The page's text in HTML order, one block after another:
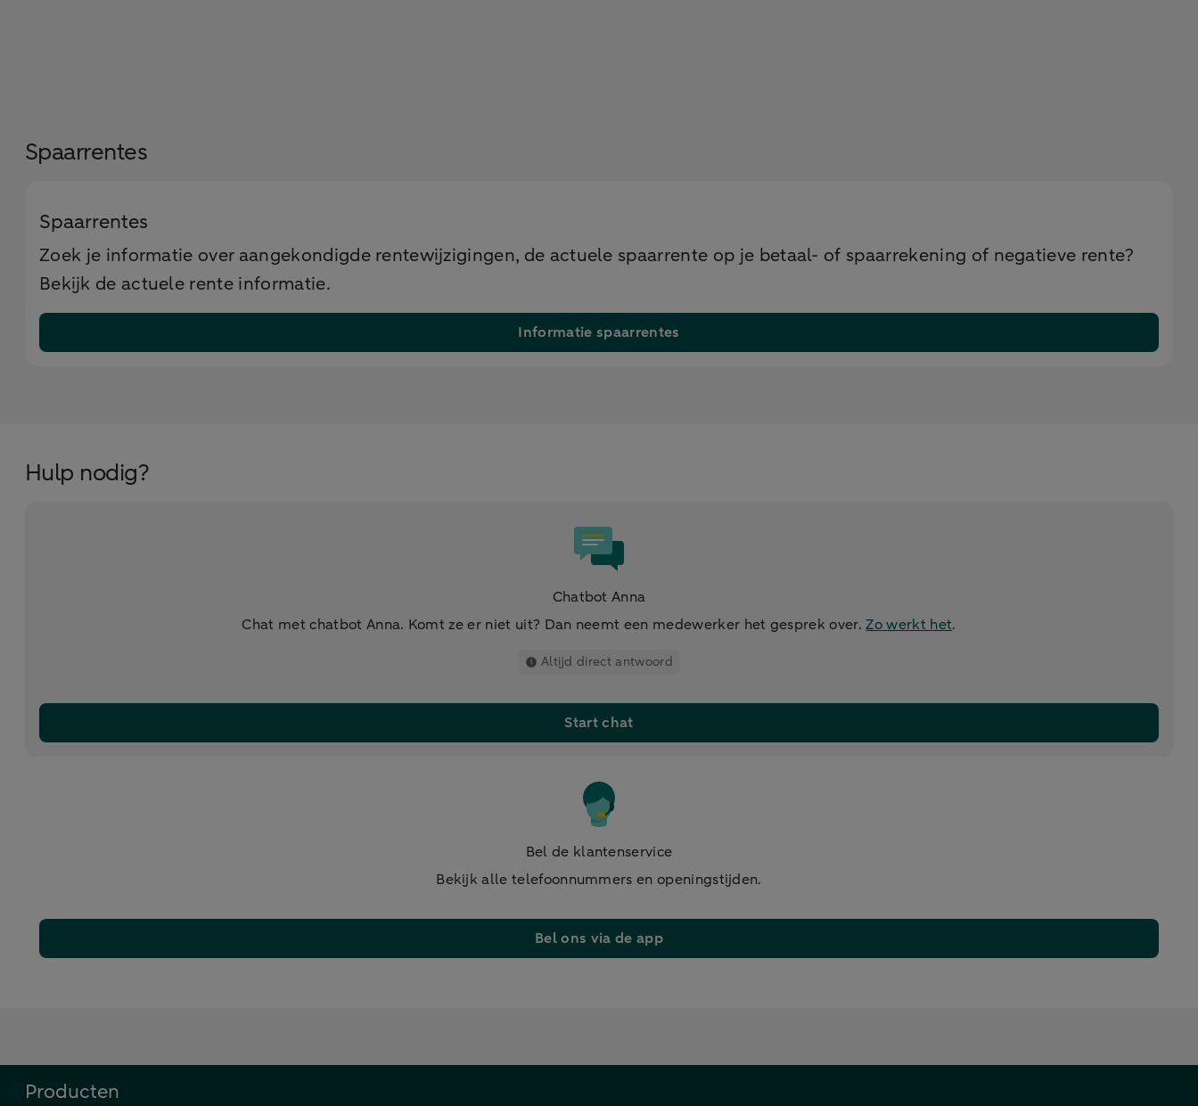
Spaarrentes
Spaarrentes
Zoek je informatie over aangekondigde rentewijzigingen, de actuele spaarrente op je betaal- of spaarrekening of negatieve rente?
Bekijk de actuele rente informatie.
Informatie spaarrentes
Hulp nodig?
Chatbot Anna
Chat met chatbot Anna. Komt ze er niet uit? Dan neemt een medewerker het gesprek over.Zo werkt het.
Altijd direct antwoord
Start chat
Bel de klantenservice
Bekijk alle telefoonnummers en openingstijden.
Bel ons via de app
Producten